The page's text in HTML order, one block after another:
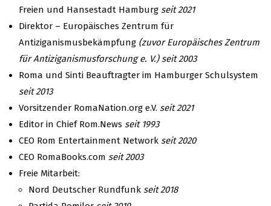
Freien und Hansestadt Hamburg seit 2021
Direktor – Europäisches Zentrum für
Antiziganismusbekämpfung (zuvor Europäisches Zentrum
für Antiziganismusforschung e. V.) seit 2003
Roma und Sinti Beauftragter im Hamburger Schulsystem
seit 2013
Vorsitzender RomaNation.org e.V. seit 2021
Editor in Chief Rom.News seit 1993
CEO Rom Entertainment Network seit 2020
CEO RomaBooks.com seit 2003
Freie Mitarbeit:
Nord Deutscher Rundfunk seit 2018